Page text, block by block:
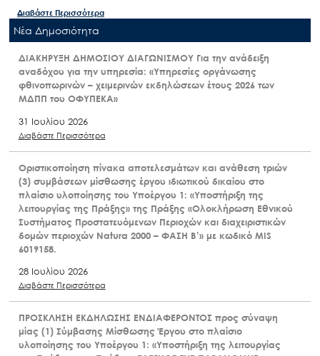
Διαβάστε Περισσότερα
Nέα Δημοσιότητα
ΔΙΑΚΗΡΥΞΗ ΔΗΜΟΣΙΟΥ ΔΙΑΓΩΝΙΣΜΟΥ Για την ανάδειξη
αναδόχου για την υπηρεσία: «Υπηρεσίες οργάνωσης
φθινοπωρινών – χειμερινών εκδηλώσεων έτους 2026 των
ΜΔΠΠ του ΟΦΥΠΕΚΑ»
31 Ιουλίου 2026
Διαβάστε Περισσότερα
Οριστικοποίηση πίνακα αποτελεσμάτων και ανάθεση τριών
(3) συμβάσεων μίσθωσης έργου ιδιωτικού δικαίου στο
πλαίσιο υλοποίησης του Υποέργου 1: «Υποστήριξη της
λειτουργίας της Πράξης» της Πράξης «Ολοκλήρωση Εθνικού
Συστήματος Προστατευόμενων Περιοχών και διαχειριστικών
δομών περιοχών Natura 2000 – ΦΑΣΗ Β’» με κωδικό MIS
6019158.
28 Ιουλίου 2026
Διαβάστε Περισσότερα
ΠΡΟΣΚΛΗΣΗ ΕΚΔΗΛΩΣΗΣ ΕΝΔΙΑΦΕΡΟΝΤΟΣ προς σύναψη
μίας (1) Σύμβασης Μίσθωσης Έργου στο πλαίσιο
υλοποίησης του Υποέργου 1: «Υποστήριξη της λειτουργίας